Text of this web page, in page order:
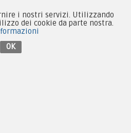
su Facebook
i nostri servizi. Utilizzando
dei cookie da parte nostra.
OK